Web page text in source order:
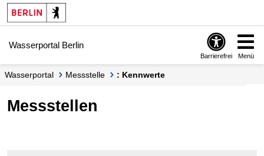
Springe zur Navigation
Springe zum Inhalt
Wasserportal Berlin
Barrierefrei Menü
Wasserportal Messstelle : Kennwerte
Messstellen